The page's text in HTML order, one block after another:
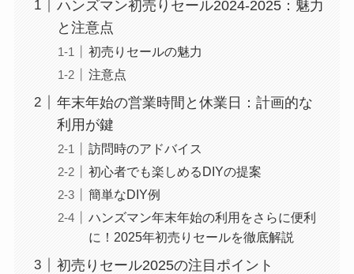
ハンズマン初売りセール2024-2025：魅力
と注意点
初売りセールの魅力
注意点
年末年始の営業時間と休業日：計画的な
利用が鍵
訪問時のアドバイス
初心者でも楽しめるDIYの提案
簡単なDIY例
ハンズマン年末年始の利用をさらに便利
に！2025年初売りセールを徹底解説
初売りセール2025の注目ポイント